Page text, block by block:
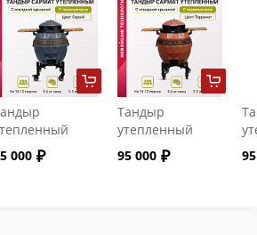
с
000
Тандыр
утепленный
"Сармат" с
откидной
95 000